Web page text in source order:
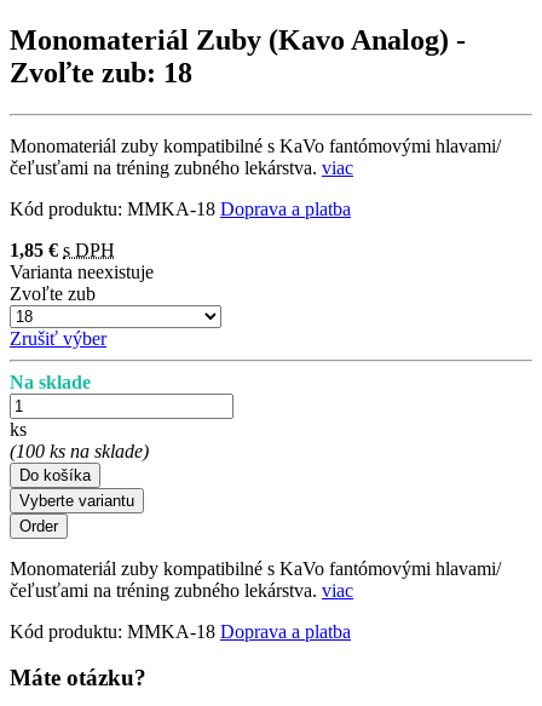
Monomateriál Zuby (Kavo Analog) -
Zvoľte zub: 18
Monomateriál zuby kompatibilné s KaVo fantómovými hlavami/
čeľusťami na tréning zubného lekárstva. viac
Kód produktu: MMKA-18 Doprava a platba
1,85 € s DPH
Varianta neexistuje
Zvoľte zub
Zrušiť výber
Na sklade
ks
(100 ks na sklade)
Do košíka
Vyberte variantu
Monomateriál zuby kompatibilné s KaVo fantómovými hlavami/
čeľusťami na tréning zubného lekárstva. viac
Kód produktu: MMKA-18 Doprava a platba
Máte otázku?